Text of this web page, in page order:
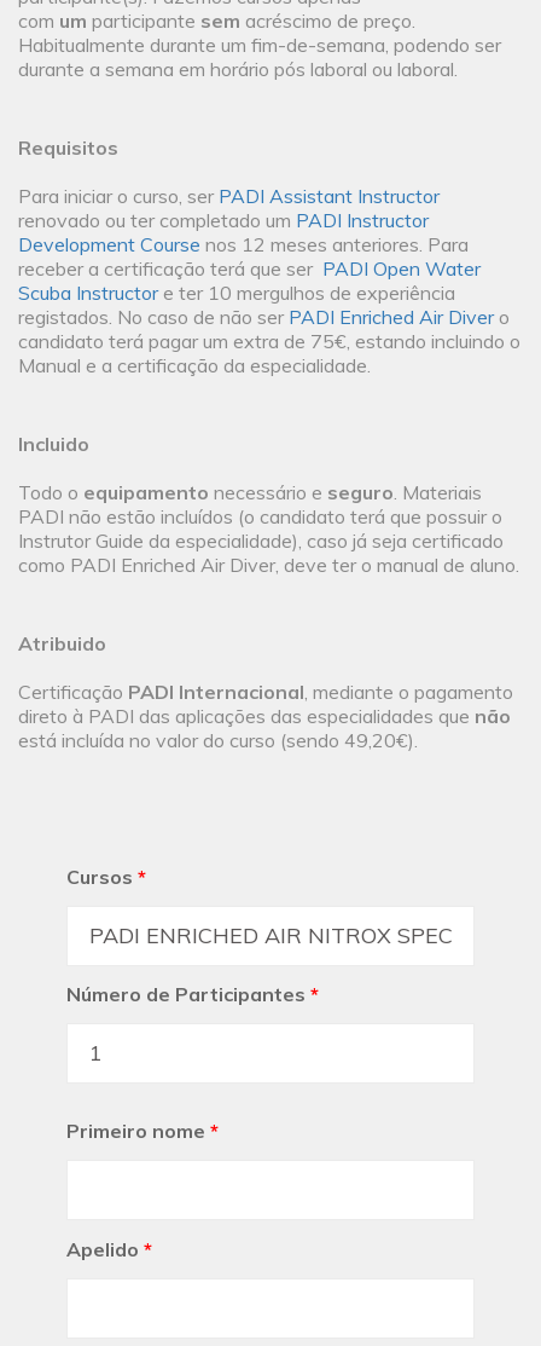
com um participante sem acréscimo de preço.
Habitualmente durante um fim-de-semana, podendo ser
durante a semana em horário pós laboral ou laboral.
Requisitos
Para iniciar o curso, ser PADI Assistant Instructor
renovado ou ter completado um PADI Instructor
Development Course nos 12 meses anteriores. Para
receber a certificação terá que ser PADI Open Water
Scuba Instructore ter 10 mergulhos de experiência
registados. No caso de não ser PADI Enriched Air Divero
candidato terá pagar um extra de 75€, estando incluindo o
Manual e a certificação da especialidade.
Incluido
Todo o equipamento necessário e seguro. Materiais
PADI não estão incluídos (o candidato terá que possuir o
Instrutor Guide da especialidade), caso já seja certificado
como PADI Enriched Air Diver, deve ter o manual de aluno.
Atribuido
Certificação PADI Internacional, mediante o pagamento
direto à PADI das aplicações das especialidades que não
está incluída no valor do curso (sendo 49,20€).
Cursos *
Número de Participantes *
Primeiro nome *
Apelido *